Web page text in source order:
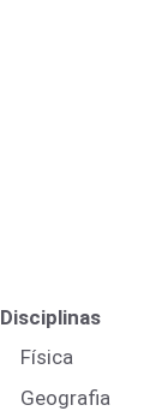
Disciplinas
Física
Geografia